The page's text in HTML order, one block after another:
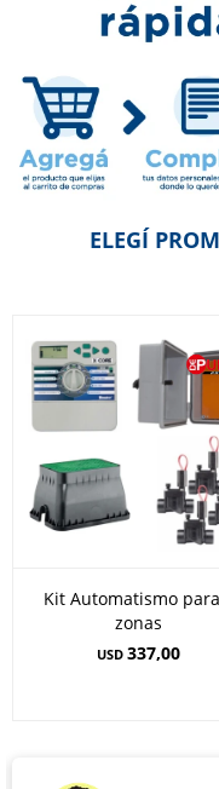
ELEGÍ
Kit Automatismo
zonas
USD 337,00